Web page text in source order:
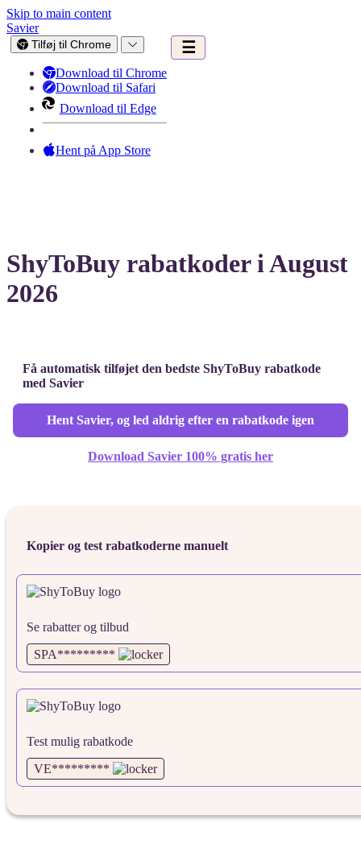
Skip to main content
Savier
Tilføj til Chrome
Download til Chrome
Download til Safari
Download til Edge
Hent på App Store
☰
ShyToBuy rabatkoder i August
2026
Få automatisk tilføjet den bedste ShyToBuy rabatkode
med Savier
Hent Savier, og led aldrig efter en rabatkode igen
Download Savier 100% gratis her
Kopier og test rabatkoderne manuelt
Se rabatter og tilbud
SPA*********
Test mulig rabatkode
VE*********